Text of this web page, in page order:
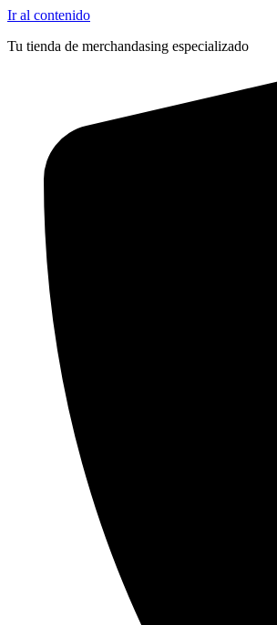
Ir al contenido
Tu tienda de merchandasing especializado